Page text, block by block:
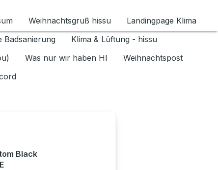
Datenschutz 1.6.2026 umschalten
Weihnachtsgruß hissu
Landingpage Klima
Badsanierung
Klima & Lüftung - hissu
Was nur wir haben HI
Weihnachtspost
Black